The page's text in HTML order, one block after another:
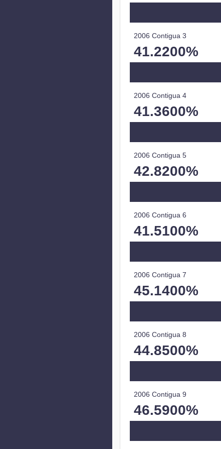
2006 Contigua 3
41.2200%
2006 Contigua 4
41.3600%
2006 Contigua 5
42.8200%
2006 Contigua 6
41.5100%
2006 Contigua 7
45.1400%
2006 Contigua 8
44.8500%
2006 Contigua 9
46.5900%